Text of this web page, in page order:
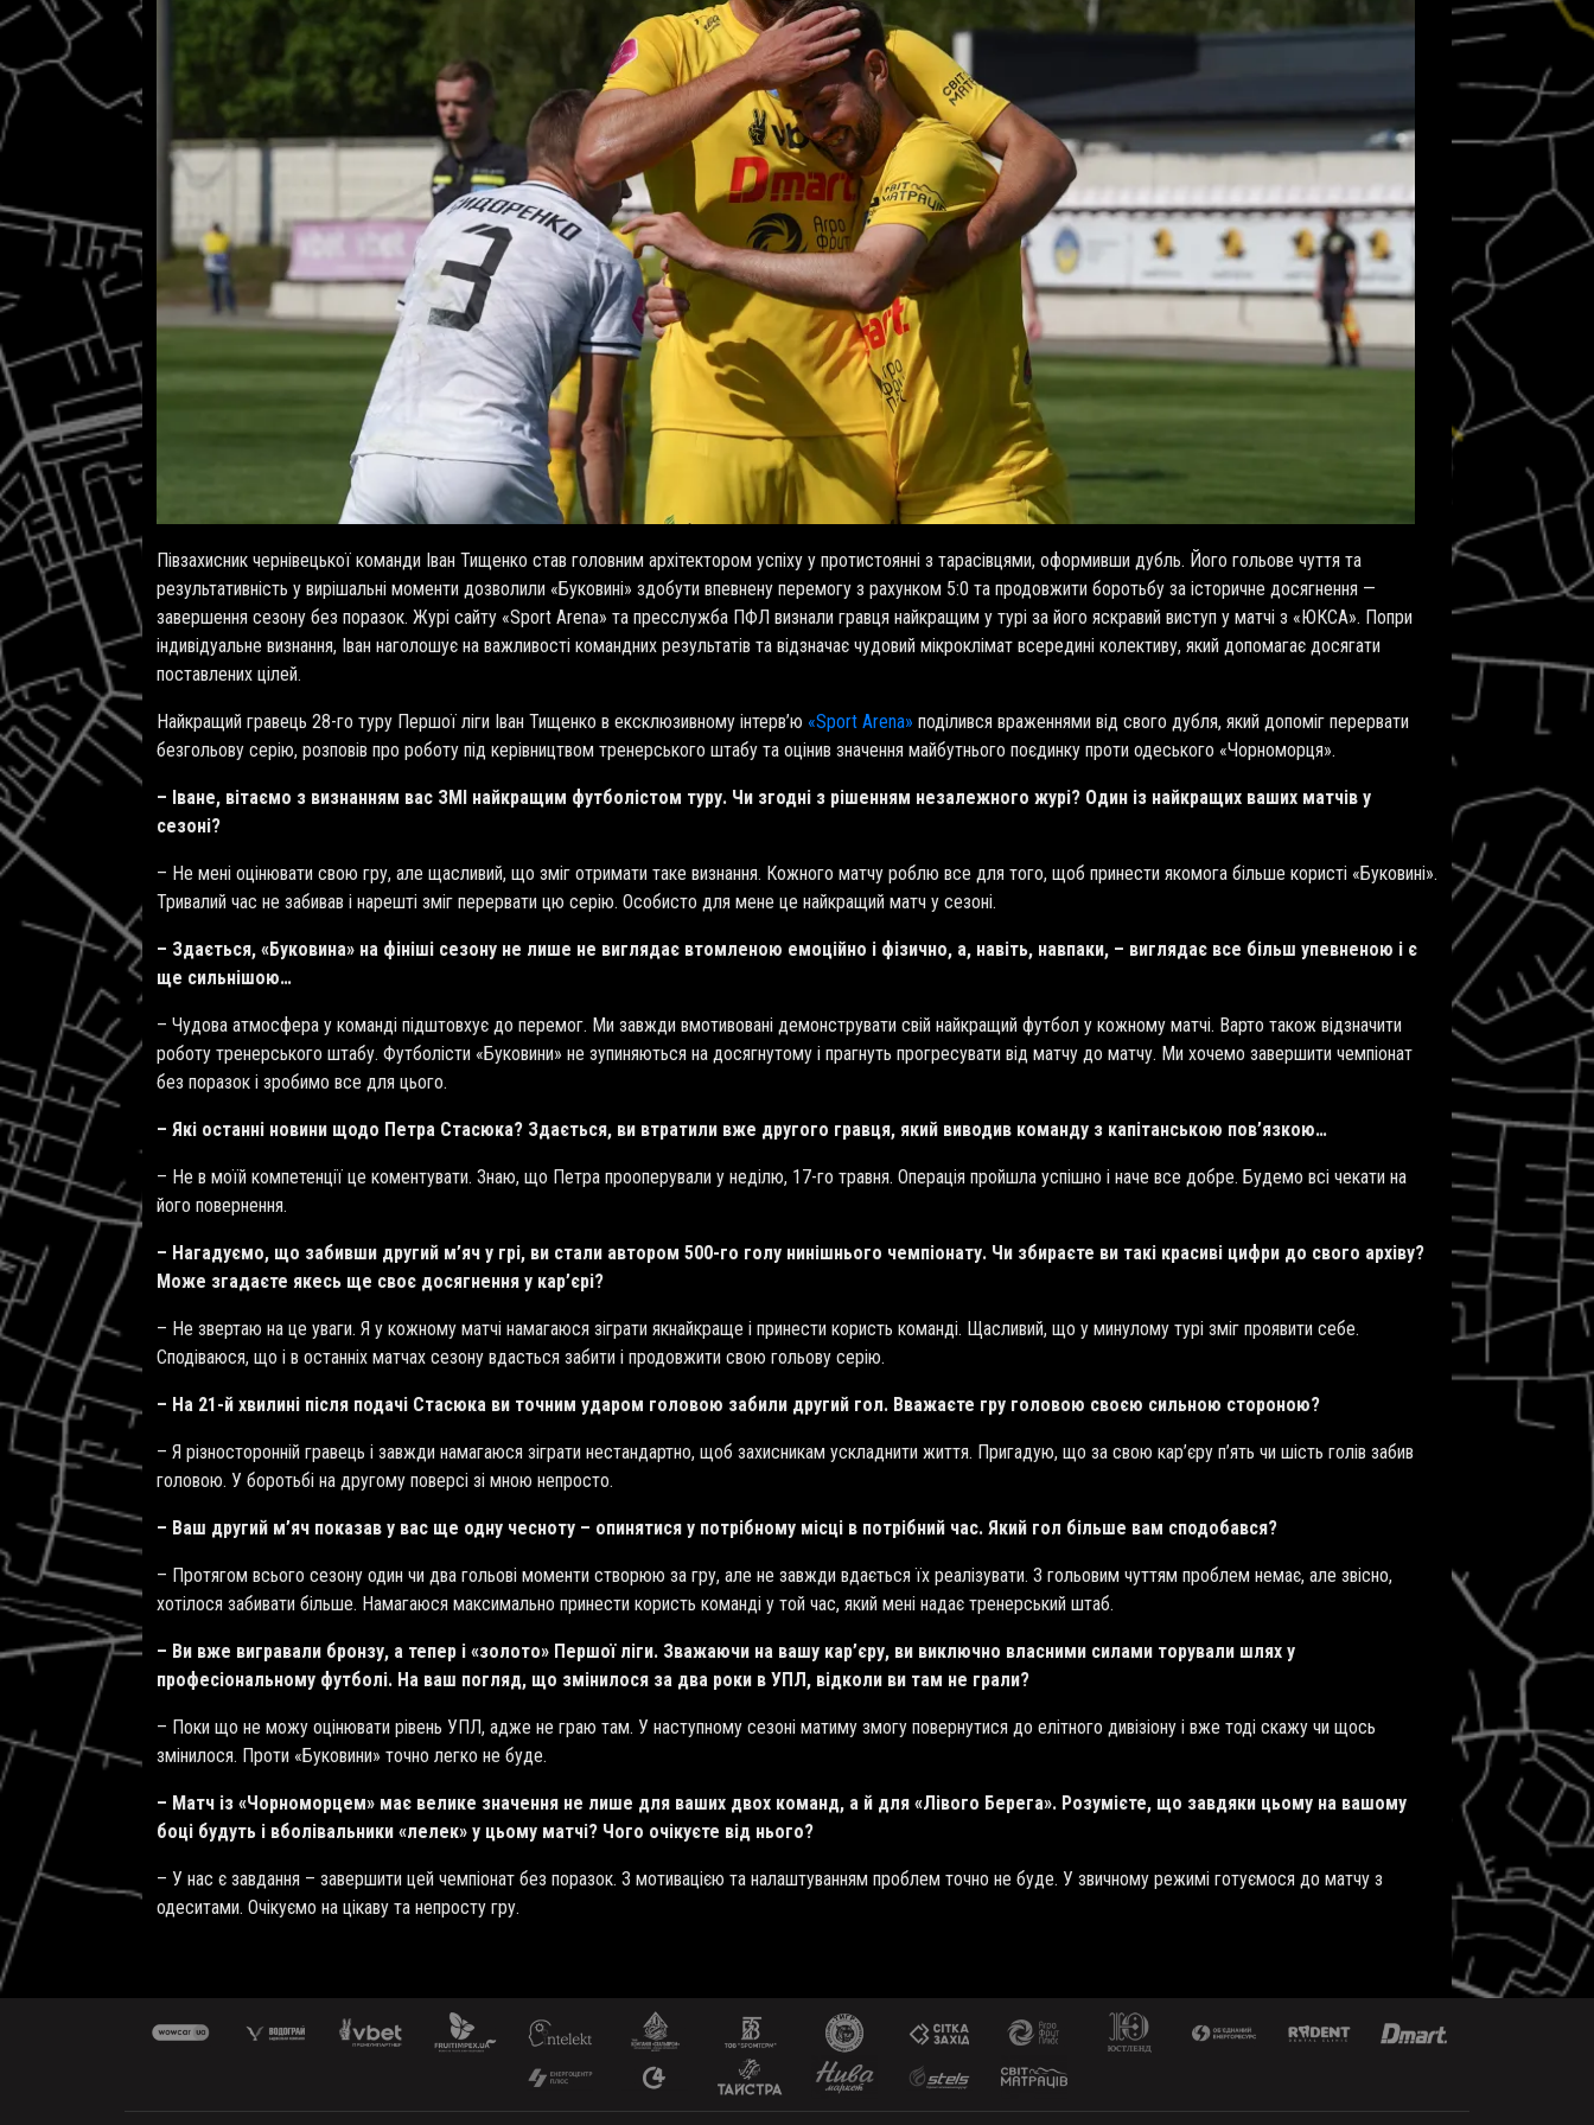
Півзахисник чернівецької команди Іван Тищенко став головним архітектором успіху у протистоянні з тарасівцями, оформивши дубль. Його гольове чуття та
результативність у вирішальні моменти дозволили «Буковині» здобути впевнену перемогу з рахунком 5:0 та продовжити боротьбу за історичне досягнення —
завершення сезону без поразок. Журі сайту «Sport Arena» та пресслужба ПФЛ визнали гравця найкращим у турі за його яскравий виступ у матчі з «ЮКСА». Попри
індивідуальне визнання, Іван наголошує на важливості командних результатів та відзначає чудовий мікроклімат всередині колективу, який допомагає досягати
поставлених цілей.
Найкращий гравець 28-го туру Першої ліги Іван Тищенко в ексклюзивному інтерв’ю «Sport Arena» поділився враженнями від свого дубля, який допоміг перервати
безгольову серію, розповів про роботу під керівництвом тренерського штабу та оцінив значення майбутнього поєдинку проти одеського «Чорноморця».
– Іване, вітаємо з визнанням вас ЗМІ найкращим футболістом туру. Чи згодні з рішенням незалежного журі? Один із найкращих ваших матчів у
сезоні?
– Не мені оцінювати свою гру, але щасливий, що зміг отримати таке визнання. Кожного матчу роблю все для того, щоб принести якомога більше користі «Буковині».
Тривалий час не забивав і нарешті зміг перервати цю серію. Особисто для мене це найкращий матч у сезоні.
– Здається, «Буковина» на фініші сезону не лише не виглядає втомленою емоційно і фізично, а, навіть, навпаки, – виглядає все більш упевненою і є
ще сильнішою…
– Чудова атмосфера у команді підштовхує до перемог. Ми завжди вмотивовані демонструвати свій найкращий футбол у кожному матчі. Варто також відзначити
роботу тренерського штабу. Футболісти «Буковини» не зупиняються на досягнутому і прагнуть прогресувати від матчу до матчу. Ми хочемо завершити чемпіонат
без поразок і зробимо все для цього.
– Які останні новини щодо Петра Стасюка? Здається, ви втратили вже другого гравця, який виводив команду з капітанською пов’язкою…
– Не в моїй компетенції це коментувати. Знаю, що Петра прооперували у неділю, 17-го травня. Операція пройшла успішно і наче все добре. Будемо всі чекати на
його повернення.
– Нагадуємо, що забивши другий м’яч у грі, ви стали автором 500-го голу нинішнього чемпіонату. Чи збираєте ви такі красиві цифри до свого архіву?
Може згадаєте якесь ще своє досягнення у кар’єрі?
– Не звертаю на це уваги. Я у кожному матчі намагаюся зіграти якнайкраще і принести користь команді. Щасливий, що у минулому турі зміг проявити себе.
Сподіваюся, що і в останніх матчах сезону вдасться забити і продовжити свою гольову серію.
– На 21-й хвилині після подачі Стасюка ви точним ударом головою забили другий гол. Вважаєте гру головою своєю сильною стороною?
– Я різносторонній гравець і завжди намагаюся зіграти нестандартно, щоб захисникам ускладнити життя. Пригадую, що за свою кар’єру п’ять чи шість голів забив
головою. У боротьбі на другому поверсі зі мною непросто.
– Ваш другий м’яч показав у вас ще одну чесноту – опинятися у потрібному місці в потрібний час. Який гол більше вам сподобався?
– Протягом всього сезону один чи два гольові моменти створюю за гру, але не завжди вдається їх реалізувати. З гольовим чуттям проблем немає, але звісно,
хотілося забивати більше. Намагаюся максимально принести користь команді у той час, який мені надає тренерський штаб.
– Ви вже вигравали бронзу, а тепер і «золото» Першої ліги. Зважаючи на вашу кар’єру, ви виключно власними силами торували шлях у
професіональному футболі. На ваш погляд, що змінилося за два роки в УПЛ, відколи ви там не грали?
– Поки що не можу оцінювати рівень УПЛ, адже не граю там. У наступному сезоні матиму змогу повернутися до елітного дивізіону і вже тоді скажу чи щось
змінилося. Проти «Буковини» точно легко не буде.
– Матч із «Чорноморцем» має велике значення не лише для ваших двох команд, а й для «Лівого Берега». Розумієте, що завдяки цьому на вашому
боці будуть і вболівальники «лелек» у цьому матчі? Чого очікуєте від нього?
– У нас є завдання – завершити цей чемпіонат без поразок. З мотивацією та налаштуванням проблем точно не буде. У звичному режимі готуємося до матчу з
одеситами. Очікуємо на цікаву та непросту гру.